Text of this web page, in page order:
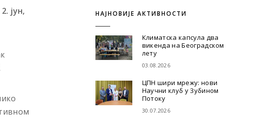
јун,
НАЈНОВИЈЕ АКТИВНОСТИ
Климатска капсула два
викенда на Београдском
лету
03.08.2026
ЦПН шири мрежу: нови
Научни клуб у Зубином
Потоку
30.07.2026